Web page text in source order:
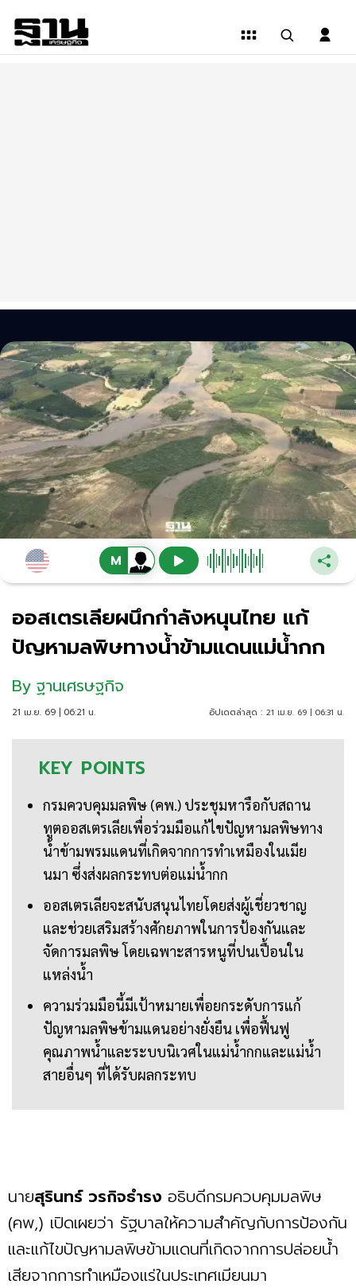
ออสเตรเลียผนึกกำลังหนุนไทย แก้
ปัญหามลพิษทางน้ำข้ามแดนแม่น้ำกก
By ฐานเศรษฐกิจ
21 เม.ย. 69 | 06:21 น. อัปเดตล่าสุด : 21 เม.ย. 69 | 06:31 น.
KEY POINTS
กรมควบคุมมลพิษ (คพ.) ประชุมหารือกับสถาน
ทูตออสเตรเลียเพื่อร่วมมือแก้ไขปัญหามลพิษทาง
น้ำข้ามพรมแดนที่เกิดจากการทำเหมืองในเมีย
นมา ซึ่งส่งผลกระทบต่อแม่น้ำกก
ออสเตรเลียจะสนับสนุนไทยโดยส่งผู้เชี่ยวชาญ
และช่วยเสริมสร้างศักยภาพในการป้องกันและ
จัดการมลพิษ โดยเฉพาะสารหนูที่ปนเปื้อนใน
แหล่งน้ำ
ความร่วมมือนี้มีเป้าหมายเพื่อยกระดับการแก้
ปัญหามลพิษข้ามแดนอย่างยั่งยืน เพื่อฟื้นฟู
คุณภาพน้ำและระบบนิเวศในแม่น้ำกกและแม่น้ำ
สายอื่นๆ ที่ได้รับผลกระทบ
นายสุรินทร์ วรกิจธำรง อธิบดีกรมควบคุมมลพิษ
(คพ,) เปิดเผยว่า รัฐบาลให้ความสำคัญกับการป้องกัน
และแก้ไขปัญหามลพิษข้ามแดนที่เกิดจากการปล่อยน้ำ
เสียจากการทำเหมืองแร่ในประเทศเมียนมา